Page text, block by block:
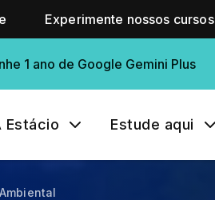
Experimente nossos cursos
1 ano de Google Gemini Plus
Estácio Estude aqui